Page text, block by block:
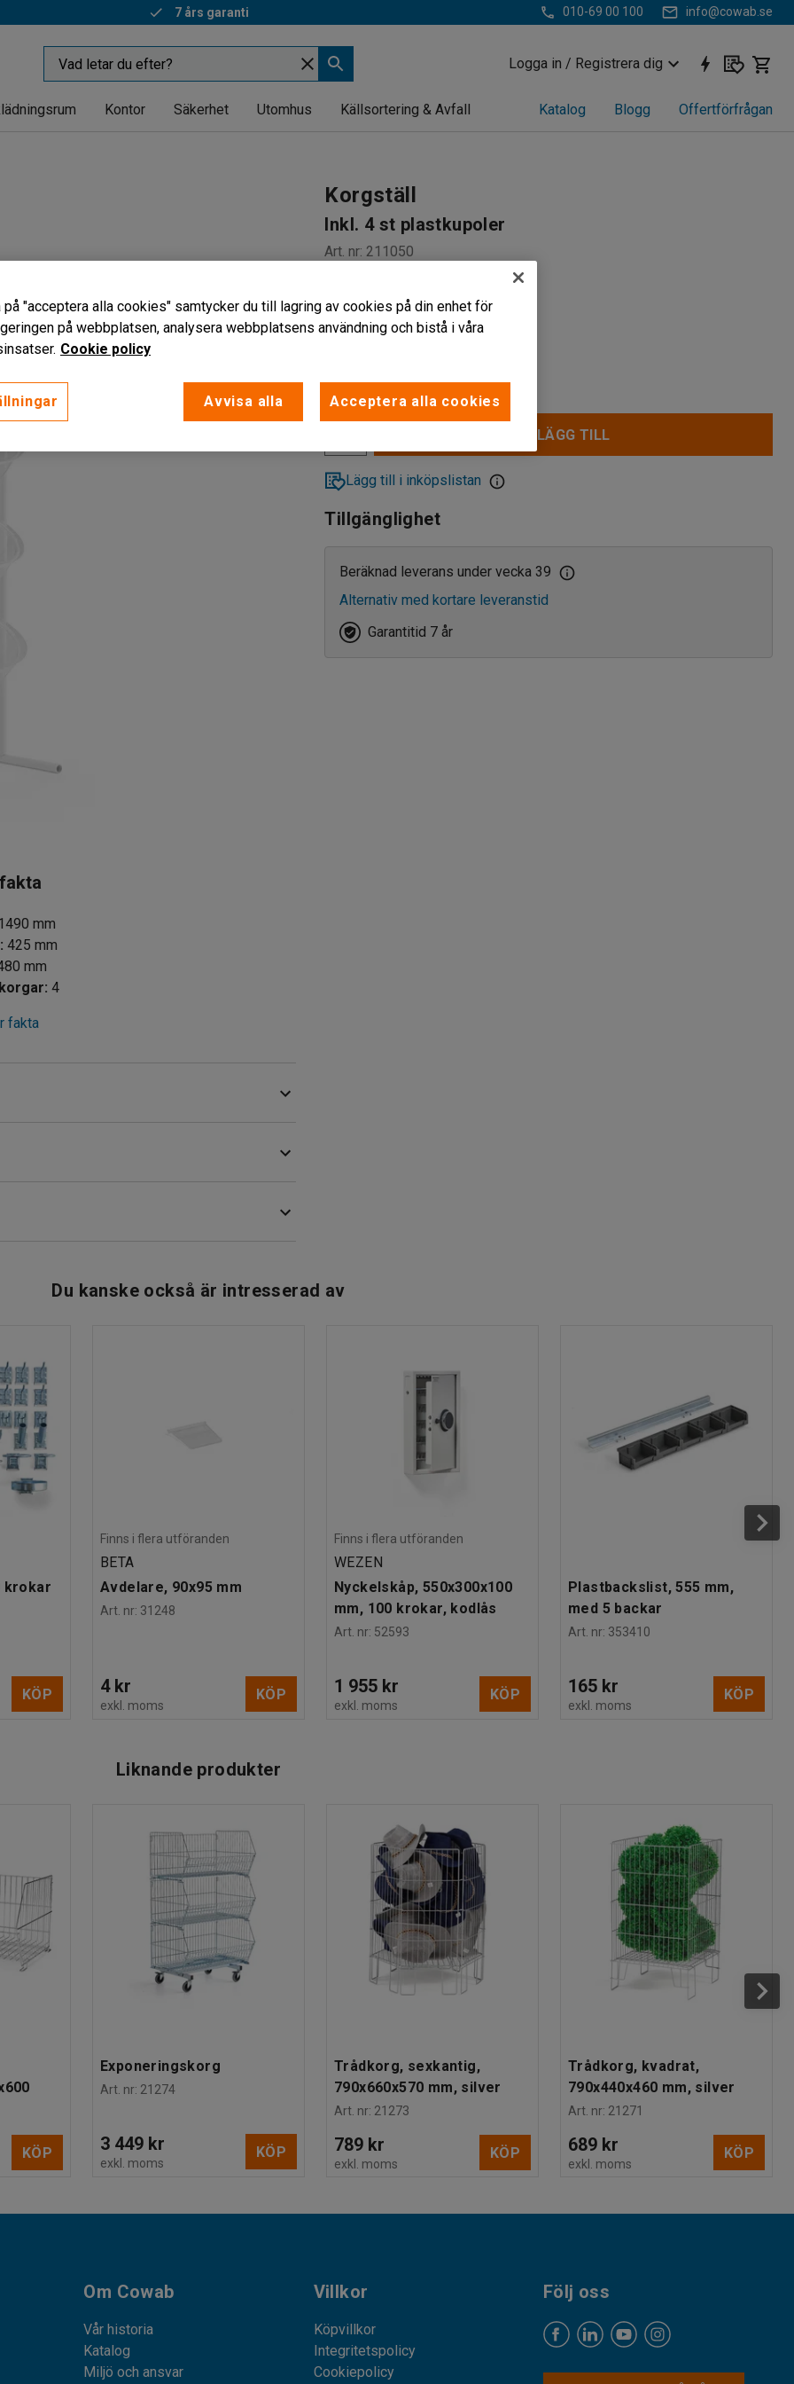
7 års garanti 010-69 00 100 info@cowab.se
Logga in / Registrera dig
Kontor Säkerhet Utomhus Källsortering & Avfall Katalog Blogg Offertförfrågan
mm
: 425 mm
mm
Antal korgar: 4
fakta
merförsäljning.
Korgställ
Inkl. 4 st plastkupoler
Art. nr:211050
Med kupoler i plast
För effektiv varuexponering
exkl. moms
LÄGG TILL
Lägg till i inköpslistan
Tillgänglighet
Beräknad leverans under vecka 39
Alternativ med kortare leveranstid
Garantitid 7 år
Du kanske också är intresserad av
krokar
KÖP
Finns i flera utföranden
BETA
Avdelare, 90x95 mm
Art. nr: 31248
4 kr
exkl. moms
KÖP
Finns i flera utföranden
WEZEN
Nyckelskåp, 550x300x100
mm, 100 krokar, kodlås
Art. nr: 52593
1 955 kr
exkl. moms
KÖP
Plastbackslist, 555 mm,
med 5 backar
Art. nr: 353410
165 kr
exkl. moms
KÖP
Liknande produkter
KÖP
Exponeringskorg
Art. nr: 21274
3 449 kr
exkl. moms
KÖP
Trådkorg, sexkantig,
790x660x570 mm, silver
Art. nr: 21273
789 kr
exkl. moms
KÖP
Trådkorg, kvadrat,
790x440x460 mm, silver
Art. nr: 21271
689 kr
exkl. moms
KÖP
Om Cowab
Vår historia
Katalog
Miljö och ansvar
Villkor
Köpvillkor
Integritetspolicy
Cookiepolicy
Följ oss
på "acceptera alla cookies" samtycker du till lagring av cookies på din enhet för
på webbplatsen, analysera webbplatsens användning och bistå i våra
Cookie policy
Avvisa alla Acceptera alla cookies